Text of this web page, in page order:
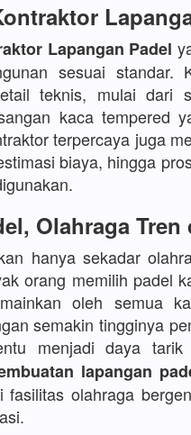
Lapangan Padel
sesuai standar.
teknis, mulai dari
kaca tempered
terpercaya juga
biaya, hingga
Olahraga
hanya sekadar
orang memilih padel
oleh semua
semakin tingginya
menjadi daya
lapangan
fasilitas olahraga